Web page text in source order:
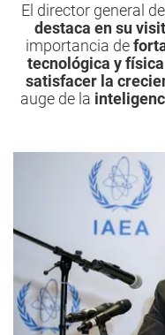
El director general del
destaca en su
importancia de
tecnológica y física
satisfacer la
auge de la